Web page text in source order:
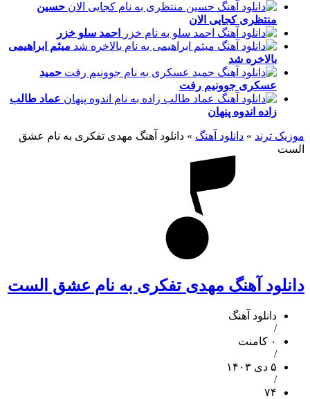
حسین
منتظریکجایی الان
احمد سلو خزر
میثم ابراهیمی
بالاخره شد
حمید
عسکری جوونیم رفت
عماد طالب
زاده اندوه پنهان
موزیک ترند » دانلود آهنگ » دانلود آهنگ مهدی تفکری به نام عشق
الست
دانلود آهنگ مهدی تفکری به نام عشق الست
دانلود آهنگ
/
۰ کامنت
/
۵ دی ۱۴۰۳
/
۷۴